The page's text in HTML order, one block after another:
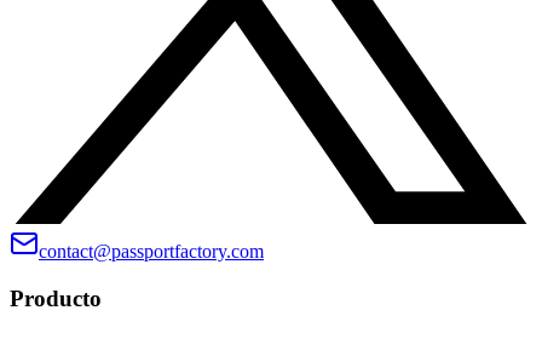
contact@passportfactory.com
Producto